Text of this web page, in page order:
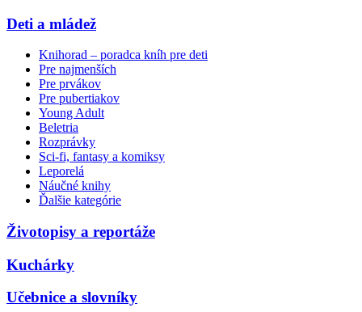
Deti a mládež
Knihorad – poradca kníh pre deti
Pre najmenších
Pre prvákov
Pre pubertiakov
Young Adult
Beletria
Rozprávky
Sci-fi, fantasy a komiksy
Leporelá
Náučné knihy
Ďalšie kategórie
Životopisy a reportáže
Kuchárky
Učebnice a slovníky